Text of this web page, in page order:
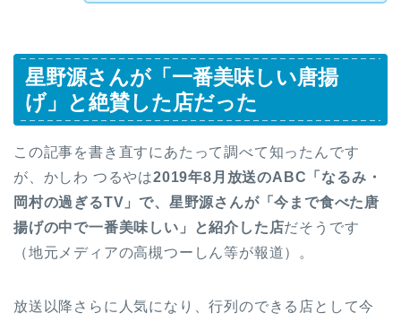
星野源さんが「一番美味しい唐揚
げ」と絶賛した店だった
この記事を書き直すにあたって調べて知ったんです
が、かしわ つるやは2019年8月放送のABC「なるみ・
岡村の過ぎるTV」で、星野源さんが「今まで食べた唐
揚げの中で一番美味しい」と紹介した店だそうです
（地元メディアの高槻つーしん等が報道）。
放送以降さらに人気になり、行列のできる店として今